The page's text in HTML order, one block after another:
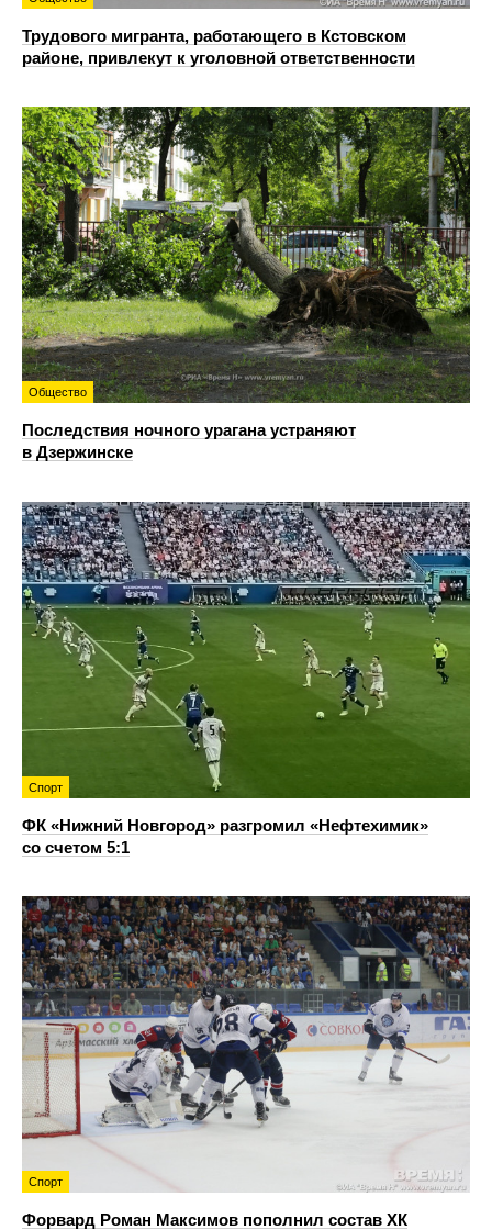
Трудового мигранта, работающего в Кстовском
районе, привлекут к уголовной ответственности
Общество
Последствия ночного урагана устраняют
в Дзержинске
Спорт
ФК «Нижний Новгород» разгромил «Нефтехимик»
со счетом 5:1
Спорт
Форвард Роман Максимов пополнил состав ХК